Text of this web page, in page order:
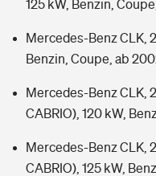
125 kW, Benzin,
Mercedes-Benz CLK,
Benzin, Coupe, ab
Mercedes-Benz CLK,
CABRIO), 120 kW,
Mercedes-Benz CLK,
CABRIO), 125 kW,